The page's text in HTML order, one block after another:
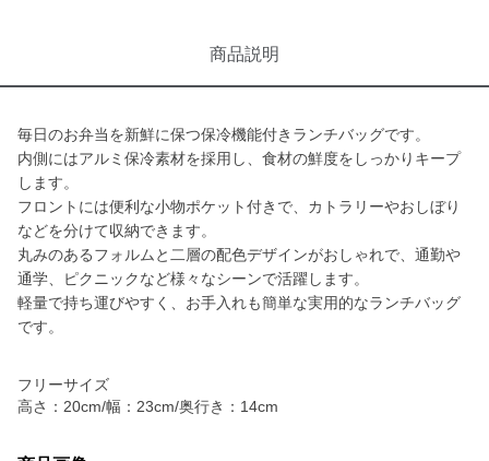
商品説明
毎日のお弁当を新鮮に保つ保冷機能付きランチバッグです。
内側にはアルミ保冷素材を採用し、食材の鮮度をしっかりキープ
します。
フロントには便利な小物ポケット付きで、カトラリーやおしぼり
などを分けて収納できます。
丸みのあるフォルムと二層の配色デザインがおしゃれで、通勤や
通学、ピクニックなど様々なシーンで活躍します。
軽量で持ち運びやすく、お手入れも簡単な実用的なランチバッグ
です。
フリーサイズ
高さ：20cm/幅：23cm/奥行き：14cm